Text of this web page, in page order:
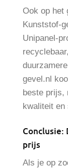
Ook op het
Kunststof-
Unipanel-
gevel.nl
beste prijs,
kwaliteit en
Conclusie:
prijs
Als je op